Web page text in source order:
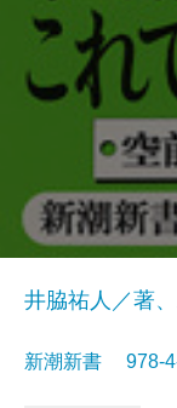
井脇祐人／著
新潮新書 978-